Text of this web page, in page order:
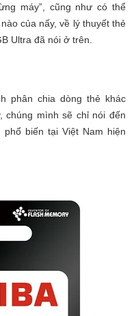
máy”, cũng như có thể
của nấy, về lý thuyết thẻ
Ultra đã nói ở trên.
phân chia dòng thẻ khác
chúng mình sẽ chỉ nói đến
phổ biến tại Việt Nam hiện